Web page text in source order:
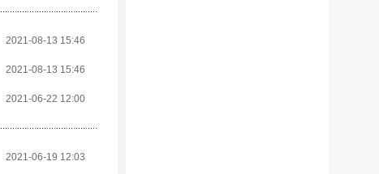
2021-08-13 15:46
2021-08-13 15:46
2021-06-22 12:00
2021-06-19 12:03